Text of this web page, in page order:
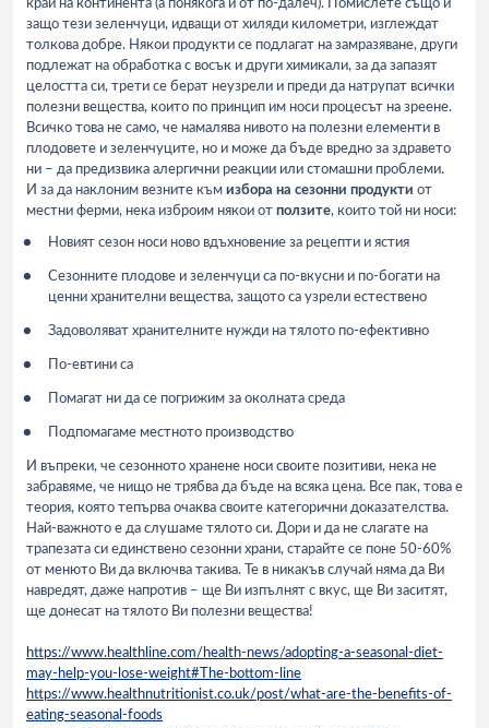
край на континента (а понякога и от по-далеч). Помислете също и
защо тези зеленчуци, идващи от хиляди километри, изглеждат
толкова добре. Някои продукти се подлагат на замразяване, други
подлежат на обработка с восък и други химикали, за да запазят
целостта си, трети се берат неузрели и преди да натрупат всички
полезни вещества, които по принцип им носи процесът на зреене.
Всичко това не само, че намалява нивото на полезни елементи в
плодовете и зеленчуците, но и може да бъде вредно за здравето
ни – да предизвика алергични реакции или стомашни проблеми.
И за да наклоним везните към избора на сезонни продукти от
местни ферми, нека изброим някои от ползите, които той ни носи:
Новият сезон носи ново вдъхновение за рецепти и ястия
Сезонните плодове и зеленчуци са по-вкусни и по-богати на
ценни хранителни вещества, защото са узрели естествено
Задоволяват хранителните нужди на тялото по-ефективно
По-евтини са
Помагат ни да се погрижим за околната среда
Подпомагаме местното производство
И въпреки, че сезонното хранене носи своите позитиви, нека не
забравяме, че нищо не трябва да бъде на всяка цена. Все пак, това е
теория, която тепърва очаква своите категорични доказателства.
Най-важното е да слушаме тялото си. Дори и да не слагате на
трапезата си единствено сезонни храни, старайте се поне 50-60%
от менюто Ви да включва такива. Те в никакъв случай няма да Ви
навредят, даже напротив – ще Ви изпълнят с вкус, ще Ви заситят,
ще донесат на тялото Ви полезни вещества!
https://www.healthline.com/health-news/adopting-a-seasonal-diet-
may-help-you-lose-weight#The-bottom-line
https://www.healthnutritionist.co.uk/post/what-are-the-benefits-of-
eating-seasonal-foods